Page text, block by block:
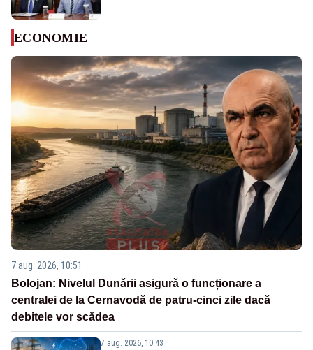
ECONOMIE
7 aug. 2026, 10:51
Bolojan: Nivelul Dunării asigură o funcționare a
centralei de la Cernavodă de patru-cinci zile dacă
debitele vor scădea
7 aug. 2026, 10:43